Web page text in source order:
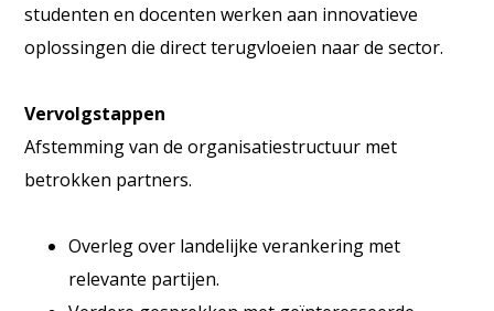
studenten en docenten werken aan innovatieve
oplossingen die direct terugvloeien naar de sector.
Vervolgstappen
Afstemming van de organisatiestructuur met
betrokken partners.
Overleg over landelijke verankering met
relevante partijen.